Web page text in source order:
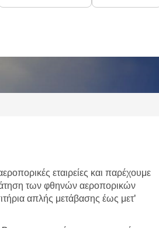
εταιρείες και παρέχουμε
των φθηνών αεροπορικών
απλής μετάβασης έως μετ'